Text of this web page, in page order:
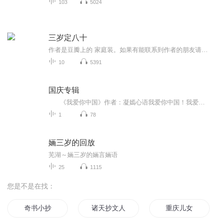
103 5024
三岁定八十
10 5391
国庆专辑
1 78
婳三岁的回放
芜湖～婳三岁的婳言婳语
25 1115
您是不是在找：
奇书小抄 诸天抄文人 重庆儿女